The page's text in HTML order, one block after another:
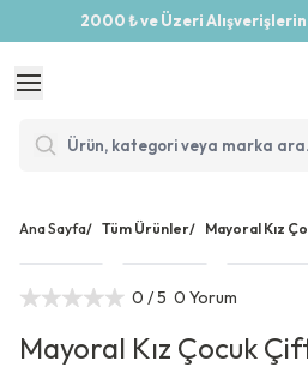
2000 ₺ ve Üzeri
Ana Sayfa/ Tüm Ürünler/ Mayoral Kız
0 / 5 0 Yorum
Mayoral Kız Çocuk